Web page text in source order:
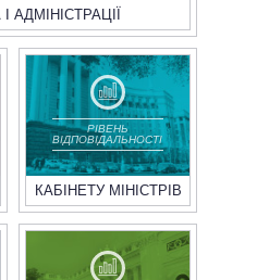
АДМІНІСТРАЦІЇ
РІВЕНЬ
ВІДПОВІДАЛЬНОСТІ
КАБІНЕТУ МІНІСТРІВ